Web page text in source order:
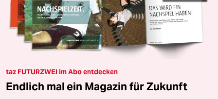
taz FUTURZWEI im Abo entdecken
Endlich mal ein Magazin für Zukunft